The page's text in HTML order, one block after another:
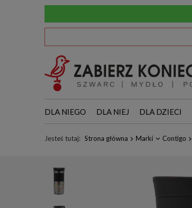
DLA NIEGO DLA NIEJ DLA DZIECI
Jesteś tutaj: Strona główna Marki Contigo